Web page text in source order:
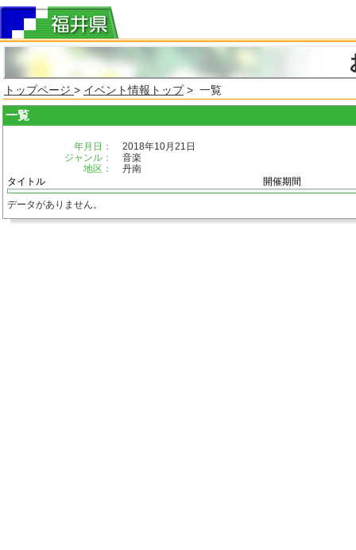
トップページ > イベント情報トップ> 一覧
一覧
年月日：
2018年10月21日
ジャンル：
音楽
地区：
丹南
タイトル
開催期間
データがありません。